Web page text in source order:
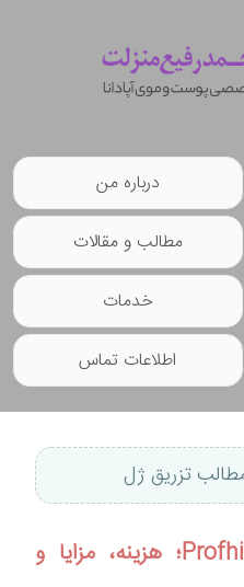
درباره من
مطالب و مقالات
خدمات
اطلاعات تماس
تزریق ژل
ژل جوانساز پروفایلو Profhilo؛ هزینه، مزایا و